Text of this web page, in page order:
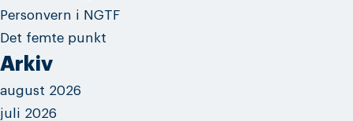
Personvern i NGTF
Det femte punkt
Arkiv
august 2026
juli 2026